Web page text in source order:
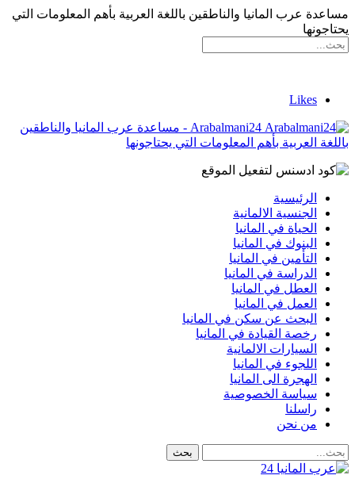
مساعدة عرب المانيا والناطقين باللغة العربية بأهم المعلومات التي
يحتاجونها
Likes
Arabalmani24 - مساعدة عرب المانيا والناطقين
باللغة العربية بأهم المعلومات التي يحتاجونها
الرئيسية
الجنسية الالمانية
الحياة في المانيا
البنوك في المانيا
التأمين في المانيا
الدراسة في المانيا
العطل في المانيا
العمل في المانيا
البحث عن سكن في المانيا
رخصة القيادة في المانيا
السيارات الالمانية
اللجوء في المانيا
الهجرة الى المانيا
سياسة الخصوصية
راسلنا
من نحن